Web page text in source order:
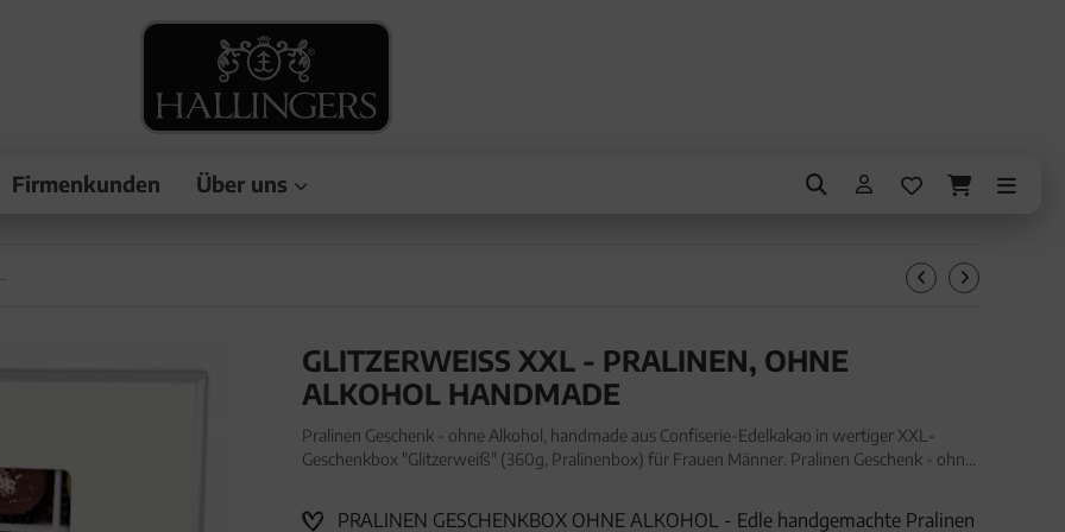
Firmenkunden Über uns
GLITZERWEISS XXL - PRALINEN, OHNE A
LKOHOL HANDMADE
Pralinen Geschenk - ohne Alkohol, handmade aus Confiserie-Edelkakao in wertiger XXL-
Geschenkbox "Glitzerweiß" (360g, Pralinenbox) für Frauen Männer. Pralinen Geschenk - ohne
PRALINEN GESCHENKBOX OHNE ALKOHOL - Edle handgemachte Pralinen